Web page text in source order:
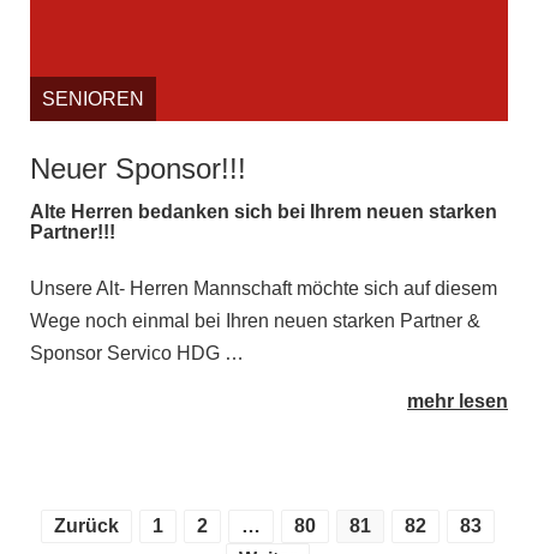
SENIOREN
Neuer Sponsor!!!
Alte Herren bedanken sich bei Ihrem neuen starken
Partner!!!
Unsere Alt- Herren Mannschaft möchte sich auf diesem
Wege noch einmal bei Ihren neuen starken Partner &
Sponsor Servico HDG …
mehr lesen
Zurück 1 2 … 80 81 82
83